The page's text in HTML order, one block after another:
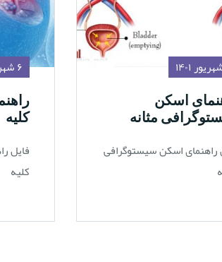
اسکن
مثانه
راهنمای اسکن سیستوگرافی
۶ شهریور ۱۴۰۱
کلیه
فایل
کلیه